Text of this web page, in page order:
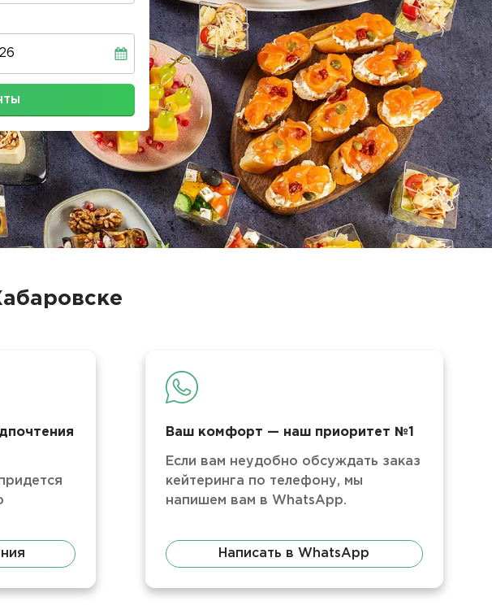
Ваш комфорт — наш приоритет №1
Если вам неудобно обсуждать заказ
кейтеринга по телефону, мы
напишем вам в WhatsApp.
Написать в WhatsApp